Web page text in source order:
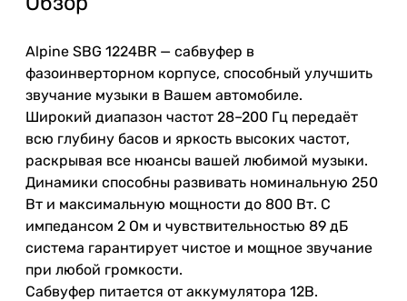
Alpine SBG 1224BR — сабвуфер в
фазоинверторном корпусе, способный улучшить
звучание музыки в Вашем автомобиле.
Широкий диапазон частот 28–200 Гц передаёт
всю глубину басов и яркость высоких частот,
раскрывая все нюансы вашей любимой музыки.
Динамики способны развивать номинальную 250
Вт и максимальную мощности до 800 Вт. С
импедансом 2 Ом и чувствительностью 89 дБ
система гарантирует чистое и мощное звучание
при любой громкости.
Сабвуфер питается от аккумулятора 12В.